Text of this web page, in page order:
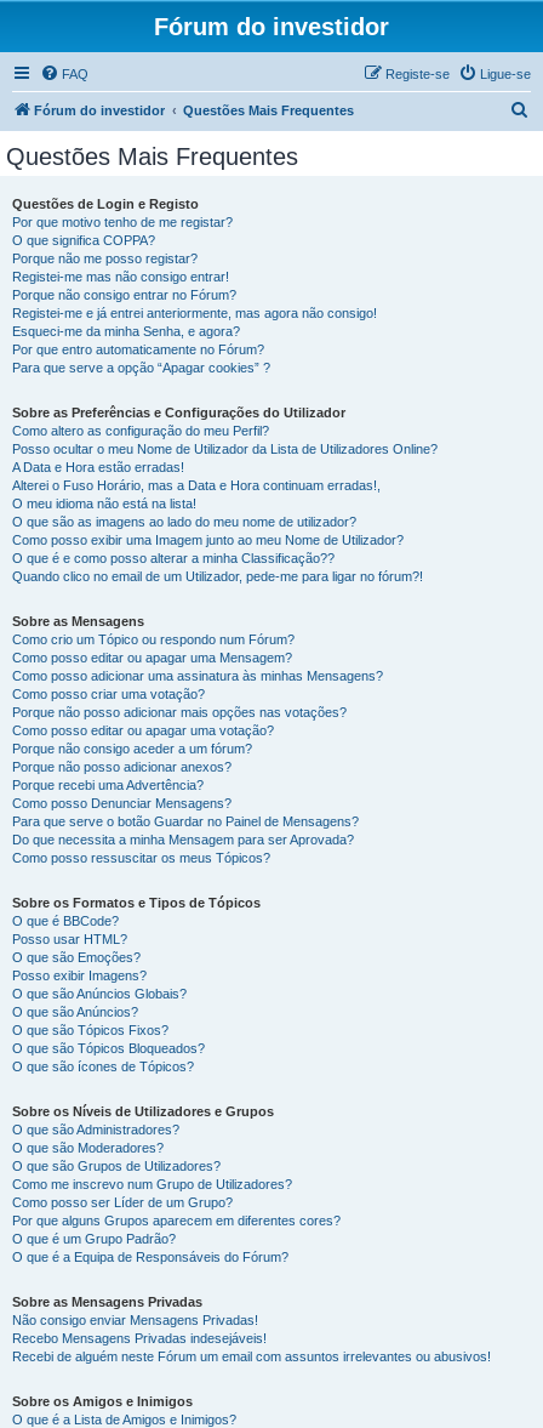
Fórum do investidor
FAQ Ligue-se
Registe-se
Fórum do investidor Questões Mais Frequentes
Questões Mais Frequentes
Questões de Login e Registo
Por que motivo tenho de me registar?
O que significa COPPA?
Porque não me posso registar?
Registei-me mas não consigo entrar!
Porque não consigo entrar no Fórum?
Registei-me e já entrei anteriormente, mas agora não consigo!
Esqueci-me da minha Senha, e agora?
Por que entro automaticamente no Fórum?
Para que serve a opção “Apagar cookies” ?
Sobre as Preferências e Configurações do Utilizador
Como altero as configuração do meu Perfil?
Posso ocultar o meu Nome de Utilizador da Lista de Utilizadores Online?
A Data e Hora estão erradas!
Alterei o Fuso Horário, mas a Data e Hora continuam erradas!,
O meu idioma não está na lista!
O que são as imagens ao lado do meu nome de utilizador?
Como posso exibir uma Imagem junto ao meu Nome de Utilizador?
O que é e como posso alterar a minha Classificação??
Quando clico no email de um Utilizador, pede-me para ligar no fórum?!
Sobre as Mensagens
Como crio um Tópico ou respondo num Fórum?
Como posso editar ou apagar uma Mensagem?
Como posso adicionar uma assinatura às minhas Mensagens?
Como posso criar uma votação?
Porque não posso adicionar mais opções nas votações?
Como posso editar ou apagar uma votação?
Porque não consigo aceder a um fórum?
Porque não posso adicionar anexos?
Porque recebi uma Advertência?
Como posso Denunciar Mensagens?
Para que serve o botão Guardar no Painel de Mensagens?
Do que necessita a minha Mensagem para ser Aprovada?
Como posso ressuscitar os meus Tópicos?
Sobre os Formatos e Tipos de Tópicos
O que é BBCode?
Posso usar HTML?
O que são Emoções?
Posso exibir Imagens?
O que são Anúncios Globais?
O que são Anúncios?
O que são Tópicos Fixos?
O que são Tópicos Bloqueados?
O que são ícones de Tópicos?
Sobre os Níveis de Utilizadores e Grupos
O que são Administradores?
O que são Moderadores?
O que são Grupos de Utilizadores?
Como me inscrevo num Grupo de Utilizadores?
Como posso ser Líder de um Grupo?
Por que alguns Grupos aparecem em diferentes cores?
O que é um Grupo Padrão?
O que é a Equipa de Responsáveis do Fórum?
Sobre as Mensagens Privadas
Não consigo enviar Mensagens Privadas!
Recebo Mensagens Privadas indesejáveis!
Recebi de alguém neste Fórum um email com assuntos irrelevantes ou abusivos!
Sobre os Amigos e Inimigos
O que é a Lista de Amigos e Inimigos?